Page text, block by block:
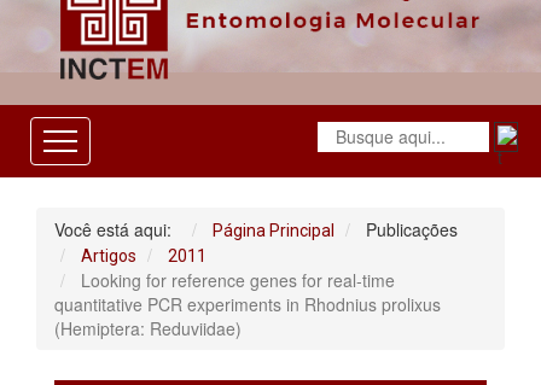
Você está aqui: Página Principal Publicações
Artigos 2011
Looking for reference genes for real‐time
quantitative PCR experiments in Rhodnius prolixus
(Hemiptera: Reduviidae)